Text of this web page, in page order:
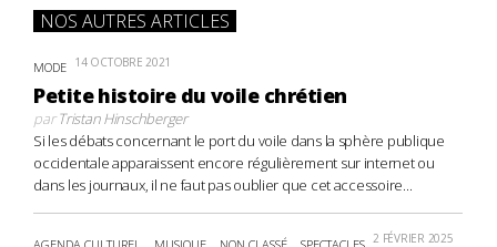
NOS AUTRES ARTICLES
MODE 14 OCTOBRE 2021
Petite histoire du voile chrétien
parTristan Hinschberger
Si les débats concernant le port du voile dans la sphère publique
occidentale apparaissent encore régulièrement sur internet ou
dans les journaux, il ne faut pas oublier que cet accessoire...
2 FÉVRIER 2025